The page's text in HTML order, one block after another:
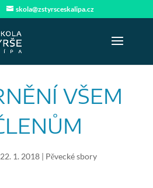
skola@zstyrsceskalipa.cz
VŠEM
22. 1. 2018| Pěvecké sbory